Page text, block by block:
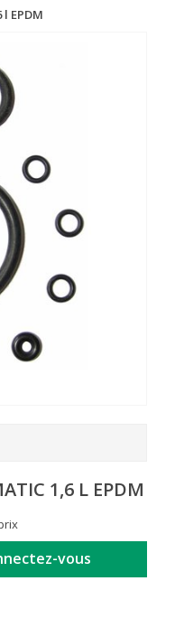
EPDM
1,6 L EPDM
vous